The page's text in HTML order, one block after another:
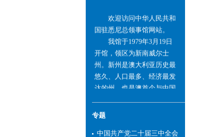
欢迎访问中华人民共和
国驻悉尼总领事馆网站。
我馆于1979年3月19日
开馆，领区为新南威尔士
州。新州是澳大利亚历史最
悠久、人口最多、经济最发
达的州，也是澳首个与中国
新州第一大贸易伙伴、第一
大进口来源地和第一大服务
专题
中国共产党二十届三中全会